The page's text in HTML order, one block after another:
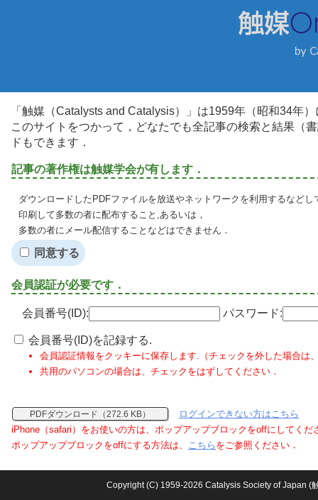
「触媒（Catalysts and Catalysis）」は1959年（昭和34年
このサイトをつかって，どなたでも全記事の検索と結果（
ドもできます．
記事の著作権は触媒学会が有します．
ダウンロードしたPDFファイルを放送やネットワークを利用するなど
印刷して多数の者に配布すること,あるいは，
多数の者にメール配信することなどはできません．
同意する
会員認証が必要です．
会員番号(ID): パスワード:
会員番号(ID)を記録する.
会員認証情報をクッキーに保存します.（チェックを外した場合は
共用のパソコンの場合は、チェックをはずしてください．
PDFダウンロード（272.6 KB）
ログインできない方はこちら
iPhone（safari）をお使いの方は、ポップアップブロックをoffにしてくだ
ポップアップブロックをoffにする方法は、 こちら をご参照ください．
Copyright (C) 1959-2026 Catalysis Society of Japan (